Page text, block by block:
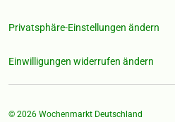
Privatsphäre-Einstellungen ändern
Einwilligungen widerrufen ändern
© 2026 Wochenmarkt Deutschland